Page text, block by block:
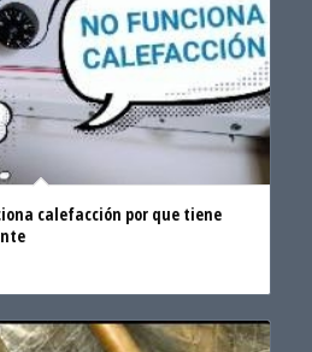
calefacción por que tiene